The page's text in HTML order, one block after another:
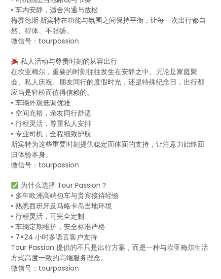
• 车内安静，适合沟通与放松
梅赛德斯·斯宾特在功能与氛围之间保持平衡，让每一次出行都自
然、得体、不张扬。
微信号：tourpassion
私人活动与尊贵时刻的从容出行
在坎亚梅尔，重要的时刻往往发生在安静之中。无论是家庭聚
会、私人庆祝、朋友同行的度假时光，还是特殊纪念日，出行都
应当是轻松而值得信赖的。
• 车辆外观低调优雅
• 空间充裕，亲友同行舒适
• 行程灵活，尊重私人安排
• 专业司机，全程细致护航
斯宾特为这些重要时刻提供稳定而体面的支持，让注意力始终回
归体验本身。
微信号：tourpassion
为什么选择 Tour Passion？
• 多年欧洲高端包车与贵宾接待经验
• 熟悉西班牙及马略卡岛当地环境
• 行程灵活，可完全定制
• 车辆定期维护，安全标准严格
• 7×24 小时多语言客户支持
Tour Passion 提供的不只是出行方案，而是一种与坎亚梅尔生活
方式高度一致的高端服务理念。
微信号：tourpassion